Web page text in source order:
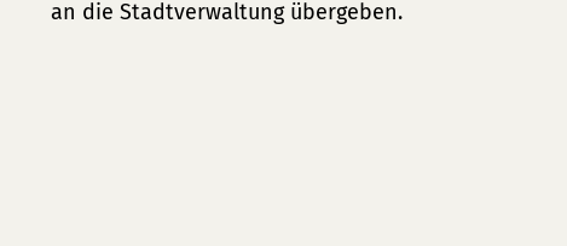
an die Stadtverwaltung übergeben.